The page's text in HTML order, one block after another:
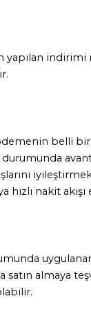
yapılan
belli bir
durumunda
iyileştirmek
nakit
satın almaya